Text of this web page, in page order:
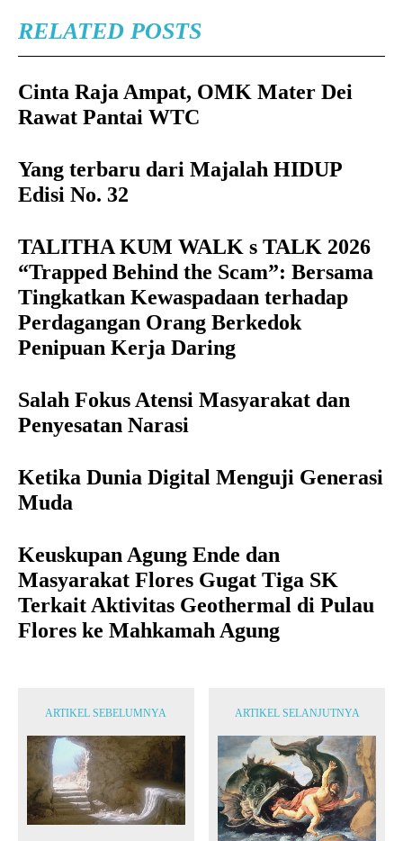
RELATED POSTS
Cinta Raja Ampat, OMK Mater Dei
Rawat Pantai WTC
Yang terbaru dari Majalah HIDUP
Edisi No. 32
TALITHA KUM WALK s TALK 2026
“Trapped Behind the Scam”: Bersama
Tingkatkan Kewaspadaan terhadap
Perdagangan Orang Berkedok
Penipuan Kerja Daring
Salah Fokus Atensi Masyarakat dan
Penyesatan Narasi
Ketika Dunia Digital Menguji Generasi
Muda
Keuskupan Agung Ende dan
Masyarakat Flores Gugat Tiga SK
Terkait Aktivitas Geothermal di Pulau
Flores ke Mahkamah Agung
ARTIKEL SEBELUMNYA ARTIKEL SELANJUTNYA